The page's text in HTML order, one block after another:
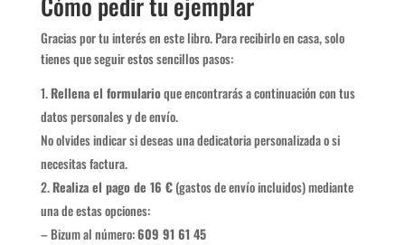
Gracias por tu interés en este libro. Para recibirlo en casa, solo
tienes que seguir estos sencillos pasos:
Rellena el formularioque encontrarás a continuación con tus
datos personales y de envío.
No olvides indicar si deseas una dedicatoria personalizada o si
necesitas factura.
Realiza el pago de 16 €(gastos de envío incluidos) mediante
una de estas opciones:
– Bizum al número:609 91 61 45